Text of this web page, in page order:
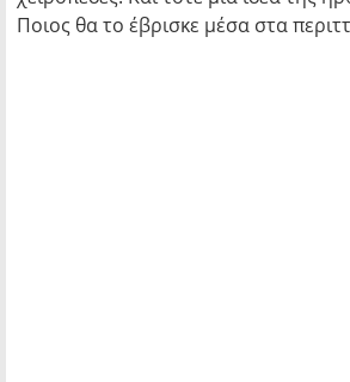
Ποιος θα το έβρισκε μέσα στα